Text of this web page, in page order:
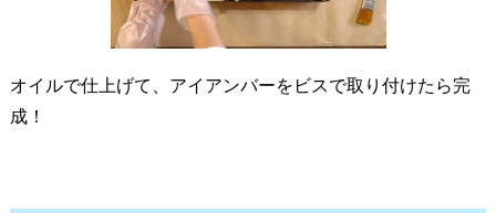
オイルで仕上げて、アイアンバーをビスで取り付けたら完
成！